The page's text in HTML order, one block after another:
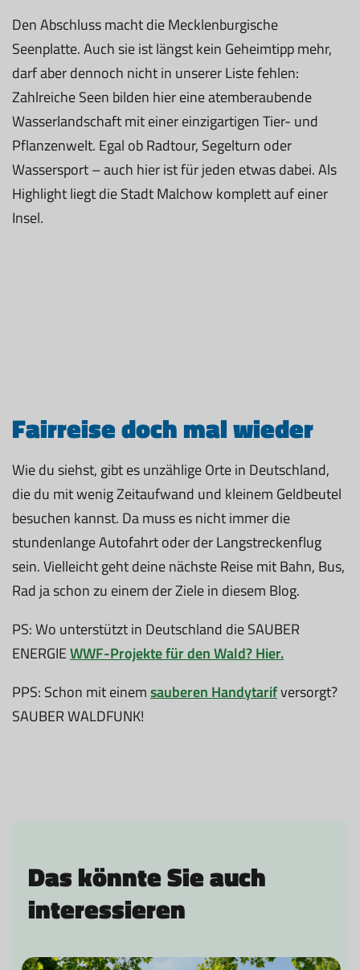
Den Abschluss macht die Mecklenburgische
Seenplatte. Auch sie ist längst kein Geheimtipp mehr,
darf aber dennoch nicht in unserer Liste fehlen:
Zahlreiche Seen bilden hier eine atemberaubende
Wasserlandschaft mit einer einzigartigen Tier- und
Pflanzenwelt. Egal ob Radtour, Segelturn oder
Wassersport – auch hier ist für jeden etwas dabei. Als
Highlight liegt die Stadt Malchow komplett auf einer
Insel.
Fairreise doch mal wieder
Wie du siehst, gibt es unzählige Orte in Deutschland,
die du mit wenig Zeitaufwand und kleinem Geldbeutel
besuchen kannst. Da muss es nicht immer die
stundenlange Autofahrt oder der Langstreckenflug
sein. Vielleicht geht deine nächste Reise mit Bahn, Bus,
Rad ja schon zu einem der Ziele in diesem Blog.
PS: Wo unterstützt in Deutschland die SAUBER
ENERGIEWWF-Projekte für den Wald? Hier.
PPS: Schon mit einemsauberen Handytarifversorgt?
SAUBER WALDFUNK!
Das könnte Sie auch
interessieren